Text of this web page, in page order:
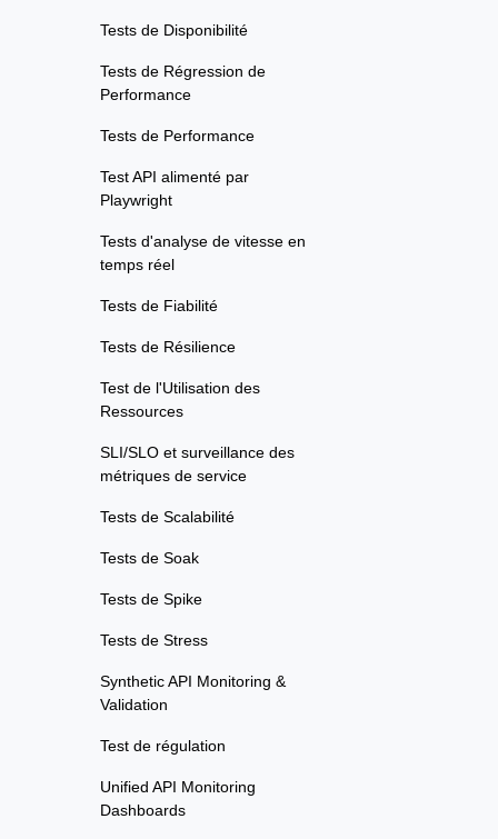
Tests de Disponibilité
Tests de Régression de
Performance
Tests de Performance
Test API alimenté par
Playwright
Tests d'analyse de vitesse en
temps réel
Tests de Fiabilité
Tests de Résilience
Test de l'Utilisation des
Ressources
SLI/SLO et surveillance des
métriques de service
Tests de Scalabilité
Tests de Soak
Tests de Spike
Tests de Stress
Synthetic API Monitoring &
Validation
Test de régulation
Unified API Monitoring
Dashboards